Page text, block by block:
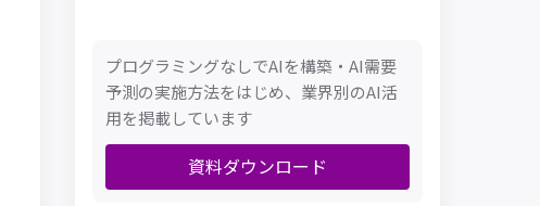
プログラミングなしでAIを構築・AI需要
予測の実施方法をはじめ、業界別のAI活
用を掲載しています
資料ダウンロード